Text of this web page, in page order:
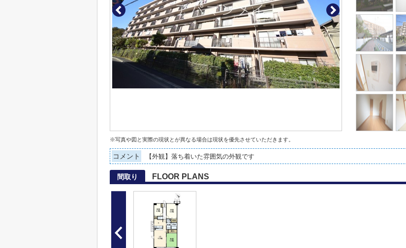
※写真や図と実際の現状とが異なる場合は現状を優先させていただきます。
コメント 【外観】落ち着いた雰囲気の外観です
間取り FLOOR PLANS